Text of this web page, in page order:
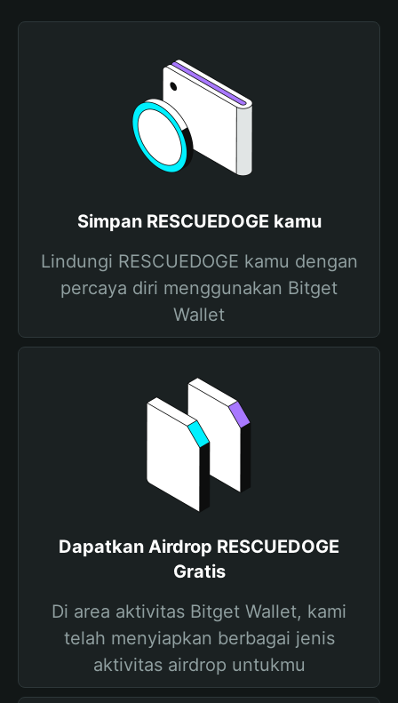
Simpan RESCUEDOGE kamu
Lindungi RESCUEDOGE kamu dengan
percaya diri menggunakan Bitget
Wallet
Dapatkan Airdrop RESCUEDOGE
Gratis
Di area aktivitas Bitget Wallet, kami
telah menyiapkan berbagai jenis
aktivitas airdrop untukmu